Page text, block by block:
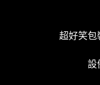
超好笑包
設